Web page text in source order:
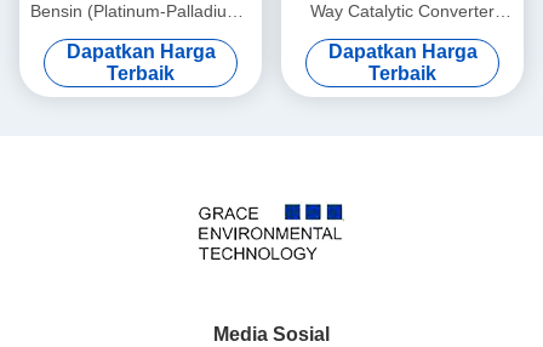
Bensin (Platinum-Palladium):
Mengurangi Sulfur Bensin
Dapatkan Harga
Terbaik
Way Catalytic Converter
Bahan Sarang Lebah Euro 5
6 400 Sel
Dapatkan Harga
Terbaik
Media Sosial